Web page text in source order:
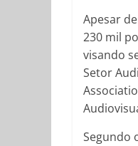
Apesar
230 mil
visando
Setor
Segundo